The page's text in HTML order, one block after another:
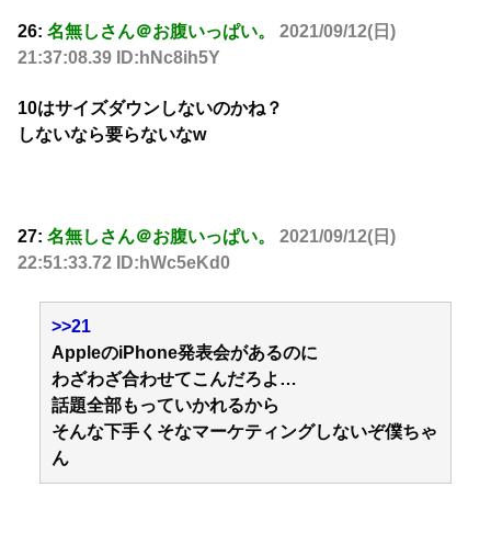
26: 名無しさん＠お腹いっぱい。
2021/09/12(日)
21:37:08.39 ID:hNc8ih5Y
10はサイズダウンしないのかね？
しないなら要らないなw
27: 名無しさん＠お腹いっぱい。
2021/09/12(日)
22:51:33.72 ID:hWc5eKd0
>>21
AppleのiPhone発表会があるのに
わざわざ合わせてこんだろよ…
話題全部もっていかれるから
そんな下手くそなマーケティングしないぞ僕ちゃ
ん